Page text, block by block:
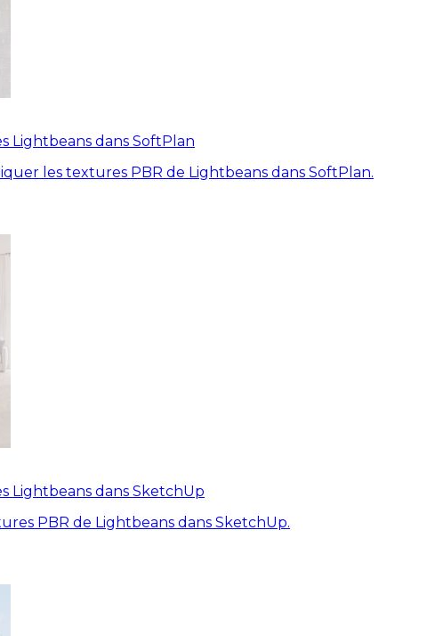
Lightbeans dans SoftPlan
les textures PBR de Lightbeans dans SoftPlan.
Lightbeans dans SketchUp
PBR de Lightbeans dans SketchUp.